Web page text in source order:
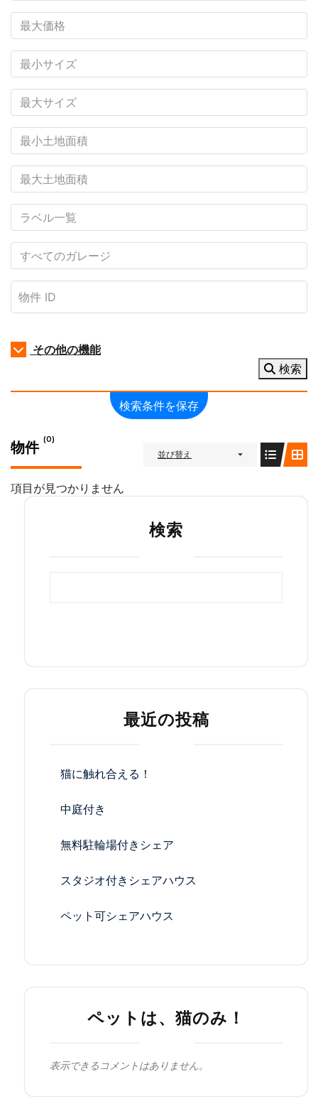
その他の機能
検索
検索条件を保存
物件 (0)
並び替え
項目が見つかりません
検索
最近の投稿
猫に触れ合える！
中庭付き
無料駐輪場付きシェア
スタジオ付きシェアハウス
ペット可シェアハウス
ペットは、猫のみ！
表示できるコメントはありません。